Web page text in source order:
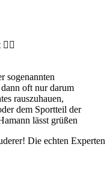
sogenannten
oft nur darum
rauszuhauen,
dem Sportteil der
lässt grüßen
Die echten Experten